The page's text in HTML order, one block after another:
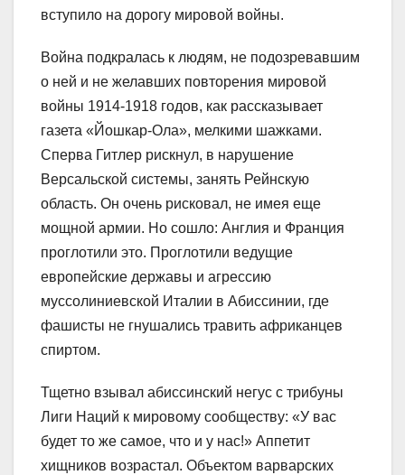
вступило на дорогу мировой войны.
Война подкралась к людям, не подозревавшим
о ней и не желавших повторения мировой
войны 1914-1918 годов, как рассказывает
газета «Йошкар-Ола», мелкими шажками.
Сперва Гитлер рискнул, в нарушение
Версальской системы, занять Рейнскую
область. Он очень рисковал, не имея еще
мощной армии. Но сошло: Англия и Франция
проглотили это. Проглотили ведущие
европейские державы и агрессию
муссолиниевской Италии в Абиссинии, где
фашисты не гнушались травить африканцев
спиртом.
Тщетно взывал абиссинский негус с трибуны
Лиги Наций к мировому сообществу: «У вас
будет то же самое, что и у нас!» Аппетит
хищников возрастал. Объектом варварских